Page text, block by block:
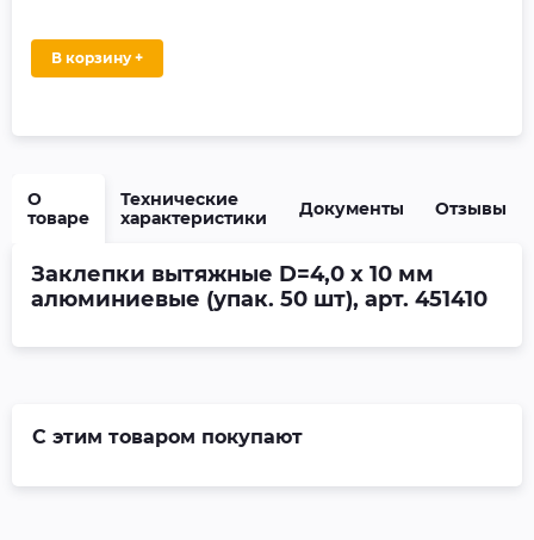
В корзину +
О
товаре
Технические
характеристики
Документы Отзывы
Заклепки вытяжные D=4,0 х 10 мм
алюминиевые (упак. 50 шт), арт. 451410
С этим товаром покупают